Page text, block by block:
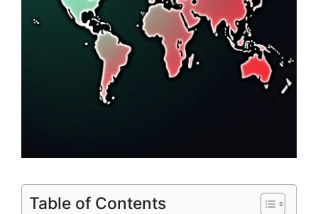
Table of Contents